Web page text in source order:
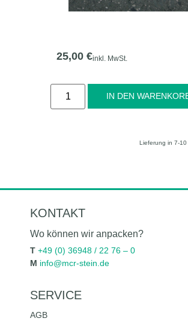
25,00 €inkl. MwSt.
IN DEN
Lieferung in 7-10
KONTAKT
Wo können wir anpacken?
T +49 (0) 36948 / 22 76 – 0
M info@mcr-stein.de
SERVICE
AGB